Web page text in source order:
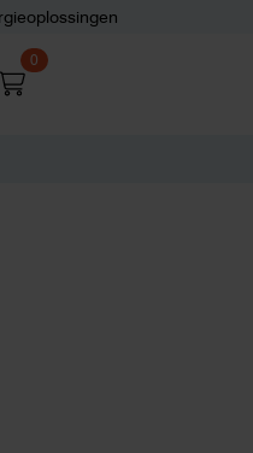
0